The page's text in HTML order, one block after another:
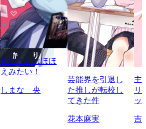
蛇目さんはほほ
えみたい！
しまな 央
芸能界を引退し
た推しが転校し
てきた件
花本麻実
主
リ
ッ
吉